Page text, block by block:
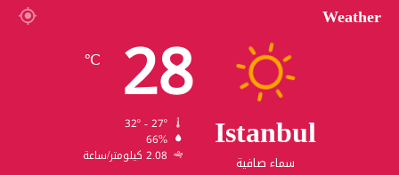
Weather
Istanbul
سماء صافية
28
℃
66%
2.08 كيلومتر/ساعة